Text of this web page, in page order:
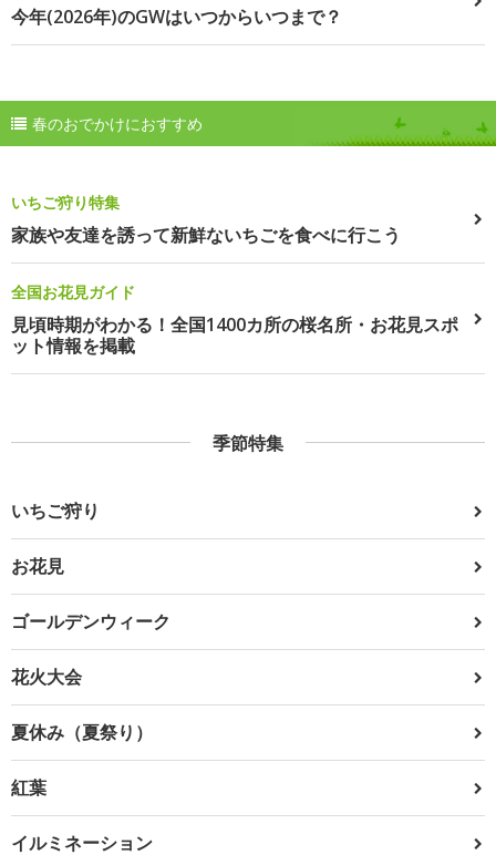
今年(2026年)のGWはいつからいつまで？
春のおでかけにおすすめ
いちご狩り特集
家族や友達を誘って新鮮ないちごを食べに行こう
全国お花見ガイド
見頃時期がわかる！全国1400カ所の桜名所・お花見スポ
ット情報を掲載
季節特集
いちご狩り
お花見
ゴールデンウィーク
花火大会
夏休み（夏祭り）
紅葉
イルミネーション